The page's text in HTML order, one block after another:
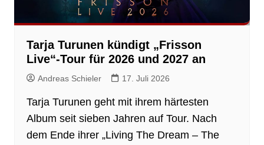
Tarja Turunen kündigt „Frisson
Live“-Tour für 2026 und 2027 an
Andreas Schieler 17. Juli 2026
Tarja Turunen geht mit ihrem härtesten
Album seit sieben Jahren auf Tour. Nach
dem Ende ihrer „Living The Dream – The